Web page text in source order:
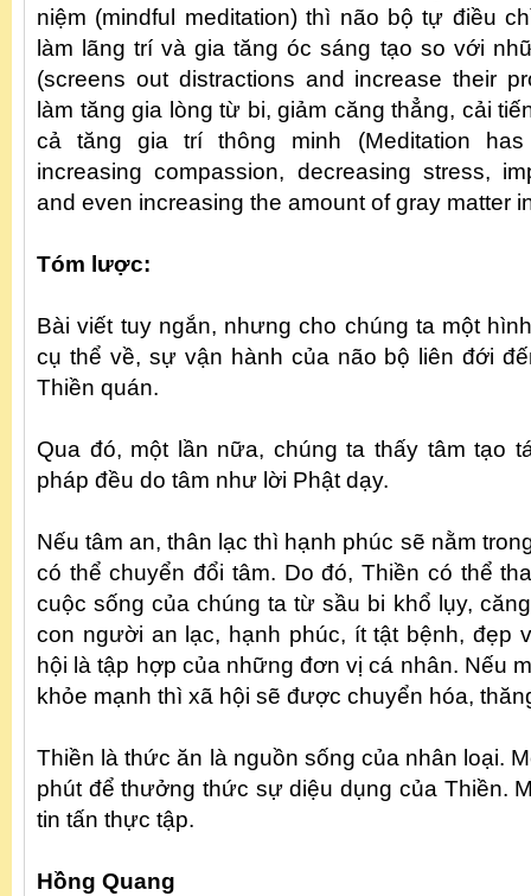
niệm (mindful meditation) thì não bộ tự điều
làm lãng trí và gia tăng óc sáng tạo so với
(screens out distractions and increase their
làm tăng gia lòng từ bi, giảm căng thẳng, cải
cả tăng gia trí thông minh (Meditation
increasing compassion, decreasing stress,
and even increasing the amount of gray matter
Tóm lược:
Bài viết tuy ngắn, nhưng cho chúng ta một
cụ thể về, sự vận hành của não bộ liên đới
Thiền quán.
Qua đó, một lần nữa, chúng ta thấy tâm tạo
pháp đều do tâm như lời Phật dạy.
Nếu tâm an, thân lạc thì hạnh phúc sẽ nằm
có thể chuyển đổi tâm. Do đó, Thiền có thể
cuộc sống của chúng ta từ sầu bi khổ lụy,
con người an lạc, hạnh phúc, ít tật bệnh, đẹp
hội là tập hợp của những đơn vị cá nhân. Nếu
khỏe mạnh thì xã hội sẽ được chuyển hóa,
Thiền là thức ăn là nguồn sống của nhân loại.
phút để thưởng thức sự diệu dụng của Thiền.
tin tấn thực tập.
Hồng Quang